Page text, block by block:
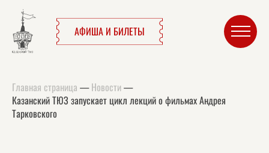
АФИША И БИЛЕТЫ
Главная страница —Новости —
Казанский ТЮЗ запускает цикл лекций о фильмах Андрея
Тарковского